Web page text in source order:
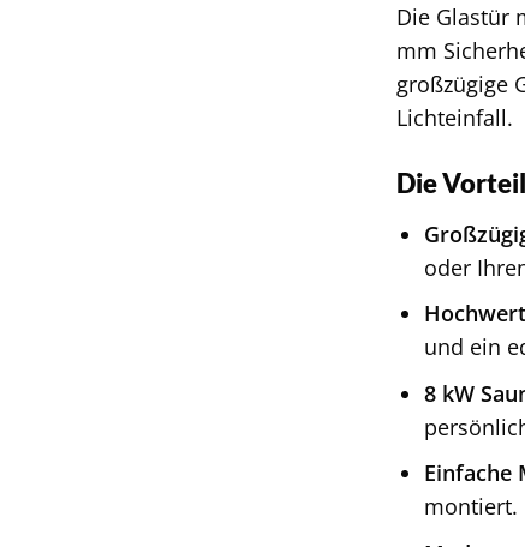
Die Glastür
mm
großzügige
Lichteinfall.
Die
oder
und ein
8 kW
Einfache
montiert.